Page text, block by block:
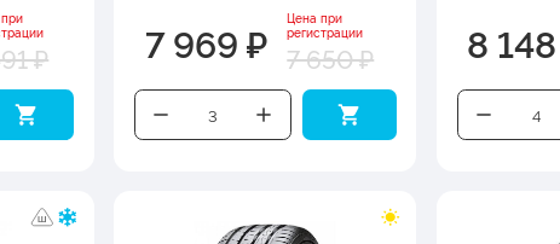
₽ 7 969 ₽
Цена при
регистрации
7 650 ₽ 8